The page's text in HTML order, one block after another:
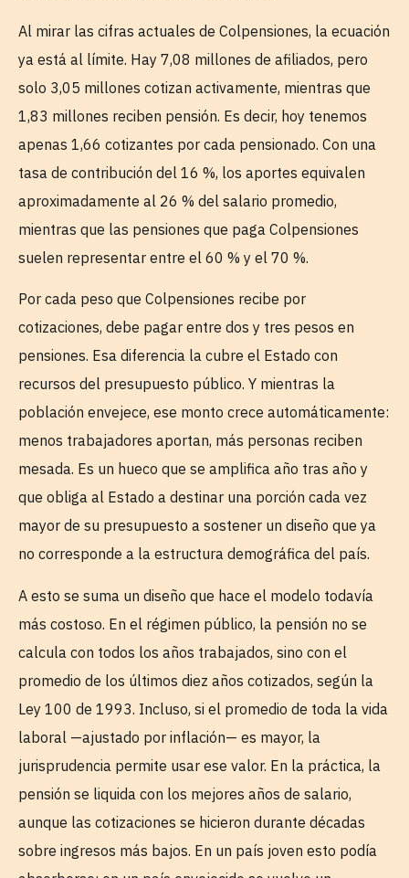
Al mirar las cifras actuales de Colpensiones, la ecuación
ya está al límite. Hay 7,08 millones de afiliados, pero
solo 3,05 millones cotizan activamente, mientras que
1,83 millones reciben pensión. Es decir, hoy tenemos
apenas 1,66 cotizantes por cada pensionado. Con una
tasa de contribución del 16 %, los aportes equivalen
aproximadamente al 26 % del salario promedio,
mientras que las pensiones que paga Colpensiones
suelen representar entre el 60 % y el 70 %.
Por cada peso que Colpensiones recibe por
cotizaciones, debe pagar entre dos y tres pesos en
pensiones. Esa diferencia la cubre el Estado con
recursos del presupuesto público. Y mientras la
población envejece, ese monto crece automáticamente:
menos trabajadores aportan, más personas reciben
mesada. Es un hueco que se amplifica año tras año y
que obliga al Estado a destinar una porción cada vez
mayor de su presupuesto a sostener un diseño que ya
no corresponde a la estructura demográfica del país.
A esto se suma un diseño que hace el modelo todavía
más costoso. En el régimen público, la pensión no se
calcula con todos los años trabajados, sino con el
promedio de los últimos diez años cotizados, según la
Ley 100 de 1993. Incluso, si el promedio de toda la vida
laboral —ajustado por inflación— es mayor, la
jurisprudencia permite usar ese valor. En la práctica, la
pensión se liquida con los mejores años de salario,
aunque las cotizaciones se hicieron durante décadas
sobre ingresos más bajos. En un país joven esto podía